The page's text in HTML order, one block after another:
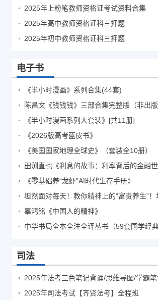
2025年上粉笔教师资格证考试资料合集
2025年高中教师资格证科三押题
2025年初中教师资格证科三押题
电子书
《半小时漫画》系列合集(44套)
《半小时漫画系列大套装》[共11册]
《2026版高考蓝皮书》
《美国国家地理全球史》（套装全10册）
田渕直也《利息的故事：利率背后的金融世
《零基础养“龙虾”AI时代生存手册》
辜鸿铭《中国人的精神》
中华书局全本全注全译丛书（59套国学经典
司法
2025年司法考试【齐贤法考】全程班